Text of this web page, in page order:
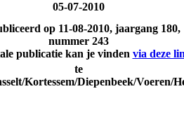
05-07-2010
op 11-08-2010, jaargang 180,
nummer 243
publicatie kan je vinden via deze
te
Kortessem/Diepenbeek/Voeren/